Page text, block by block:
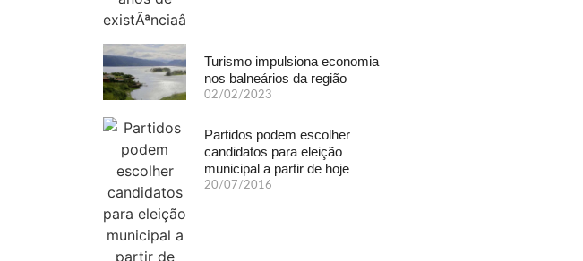
Turismo impulsiona economia
nos balneários da região
02/02/2023
Partidos podem escolher
candidatos para eleição
municipal a partir de hoje
20/07/2016